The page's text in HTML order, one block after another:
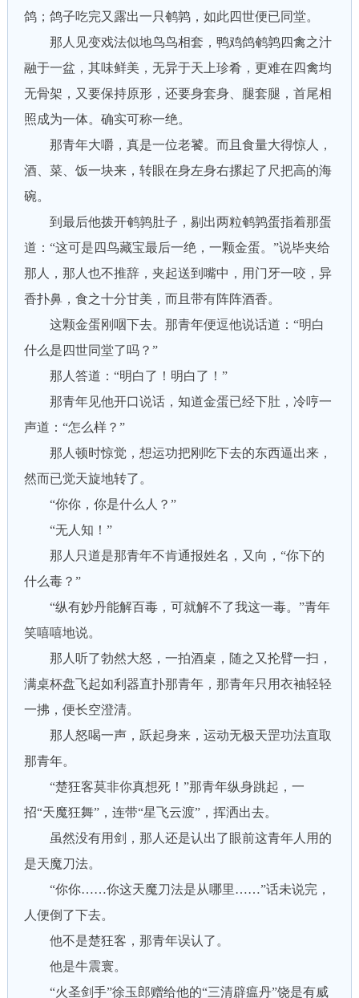
鸽；鸽子吃完又露出一只鹌鹑，如此四世便已同堂。
那人见变戏法似地鸟鸟相套，鸭鸡鸽鹌鹑四禽之汁
融于一盆，其味鲜美，无异于天上珍肴，更难在四禽均
无骨架，又要保持原形，还要身套身、腿套腿，首尾相
照成为一体。确实可称一绝。
那青年大嚼，真是一位老饕。而且食量大得惊人，
酒、菜、饭一块来，转眼在身左身右摞起了尺把高的海
碗。
到最后他拨开鹌鹑肚子，剔出两粒鹌鹑蛋指着那蛋
道：“这可是四鸟藏宝最后一绝，一颗金蛋。”说毕夹给
那人，那人也不推辞，夹起送到嘴中，用门牙一咬，异
香扑鼻，食之十分甘美，而且带有阵阵酒香。
这颗金蛋刚咽下去。那青年便逗他说话道：“明白
什么是四世同堂了吗？”
那人答道：“明白了！明白了！”
那青年见他开口说话，知道金蛋已经下肚，冷哼一
声道：“怎么样？”
那人顿时惊觉，想运功把刚吃下去的东西逼出来，
然而已觉天旋地转了。
“你你，你是什么人？”
“无人知！”
那人只道是那青年不肯通报姓名，又向，“你下的
什么毒？”
“纵有妙丹能解百毒，可就解不了我这一毒。”青年
笑嘻嘻地说。
那人听了勃然大怒，一拍酒桌，随之又抡臂一扫，
满桌杯盘飞起如利器直扑那青年，那青年只用衣袖轻轻
一拂，便长空澄清。
那人怒喝一声，跃起身来，运动无极天罡功法直取
那青年。
“楚狂客莫非你真想死！”那青年纵身跳起，一
招“天魔狂舞”，连带“星飞云渡”，挥洒出去。
虽然没有用剑，那人还是认出了眼前这青年人用的
是天魔刀法。
“你你……你这天魔刀法是从哪里……”话未说完，
人便倒了下去。
他不是楚狂客，那青年误认了。
他是牛震寰。
“火圣剑手”徐玉郎赠给他的“三清辟瘟丹”饶是有威